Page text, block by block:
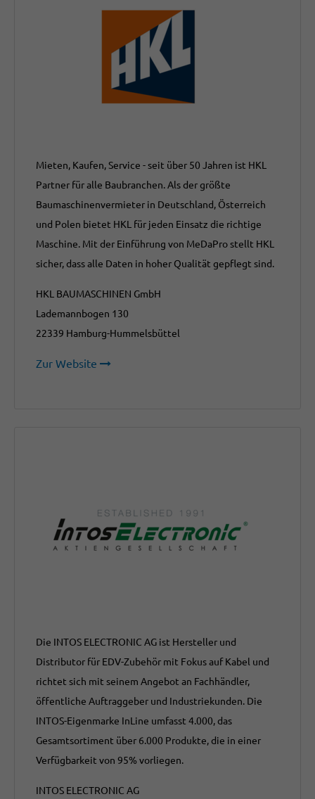
Mieten, Kaufen, Service - seit über 50 Jahren ist HKL
Partner für alle Baubranchen. Als der größte
Baumaschinenvermieter in Deutschland, Österreich
und Polen bietet HKL für jeden Einsatz die richtige
Maschine. Mit der Einführung von MeDaPro stellt HKL
sicher, dass alle Daten in hoher Qualität gepflegt sind.
HKL BAUMASCHINEN GmbH
Lademannbogen 130
22339 Hamburg-Hummelsbüttel
Zur Website
Die INTOS ELECTRONIC AG ist Hersteller und
Distributor für EDV-Zubehör mit Fokus auf Kabel und
richtet sich mit seinem Angebot an Fachhändler,
öffentliche Auftraggeber und Industriekunden. Die
INTOS-Eigenmarke InLine umfasst 4.000, das
Gesamtsortiment über 6.000 Produkte, die in einer
Verfügbarkeit von 95% vorliegen.
INTOS ELECTRONIC AG